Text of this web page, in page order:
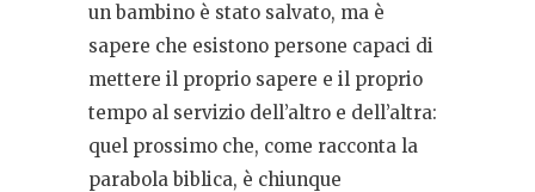
un bambino è stato salvato, ma è
sapere che esistono persone capaci di
mettere il proprio sapere e il proprio
tempo al servizio dell’altro e dell’altra:
quel prossimo che, come racconta la
parabola biblica, è chiunque